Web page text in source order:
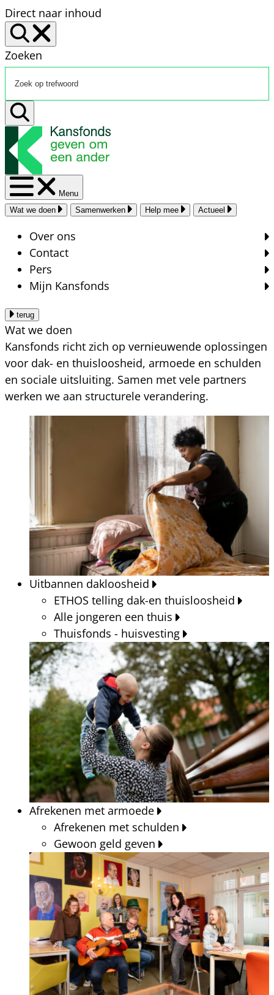
Direct naar inhoud
Zoeken
Menu
Wat we doen
Samenwerken Help mee Actueel
Over ons
Contact
Pers
Mijn Kansfonds
terug
Wat we doen
Kansfonds richt zich op vernieuwende oplossingen
voor dak- en thuisloosheid, armoede en schulden
en sociale uitsluiting. Samen met vele partners
werken we aan structurele verandering.
Uitbannen dakloosheid
ETHOS telling dak-en thuisloosheid
Alle jongeren een thuis
Thuisfonds - huisvesting
Afrekenen met armoede
Afrekenen met schulden
Gewoon geld geven